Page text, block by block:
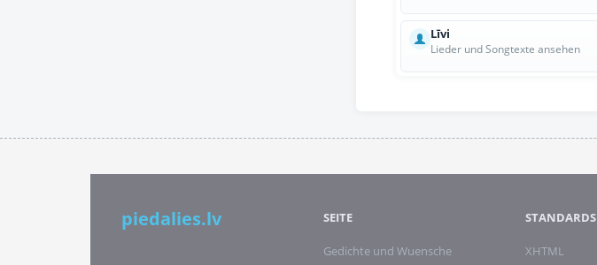
Līvi
Lieder und Songtexte ansehen
piedalies.lv SEITE
Gedichte und Wuensche
STANDARDS
XHTML